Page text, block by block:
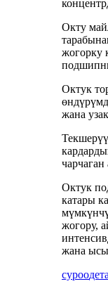
Окту
жогорку
Октук
жана
Октук
катары
жогору,
жана
суроо